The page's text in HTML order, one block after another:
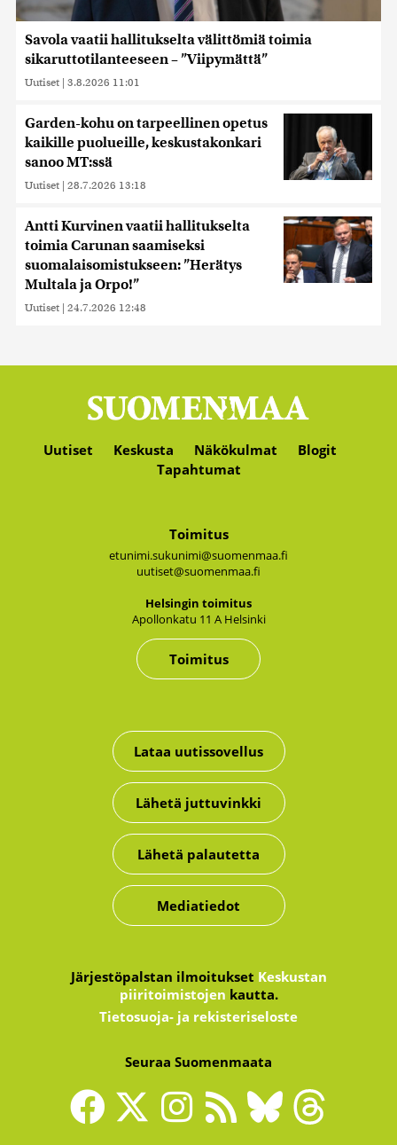
Savola vaatii hallitukselta välittömiä toimia
sikaruttotilanteeseen – ”Viipymättä”
Uutiset | 3.8.2026 11:01
Garden-kohu on tarpeellinen opetus
kaikille puolueille, keskustakonkari
sanoo MT:ssä
Uutiset | 28.7.2026 13:18
Antti Kurvinen vaatii hallitukselta
toimia Carunan saamiseksi
suomalaisomistukseen: ”Herätys
Multala ja Orpo!”
Uutiset | 24.7.2026 12:48
Uutiset Keskusta Näkökulmat
Blogit
Tapahtumat
Toimitus
etunimi.sukunimi@suomenmaa.fi
uutiset@suomenmaa.fi
Hel­sin­gin toi­mi­tus
Apol­lon­ka­tu 11 A Hel­sin­ki
Toimitus
Lataa uutissovellus
Lähetä juttuvinkki
Lähetä palautetta
Mediatiedot
Järjestöpalstan ilmoitukset Keskustan
piiritoimistojen kautta.
Tietosuoja- ja rekisteriseloste
Seuraa Suomenmaata